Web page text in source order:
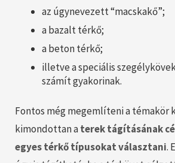
az úgynevezett “macskakő”;
a bazalt térkő;
a beton térkő;
illetve a speciális
számít gyakorinak.
Fontos még megemlíteni a témakör
kimondottan aterek tágításának
egyes térkő típusokat választani.